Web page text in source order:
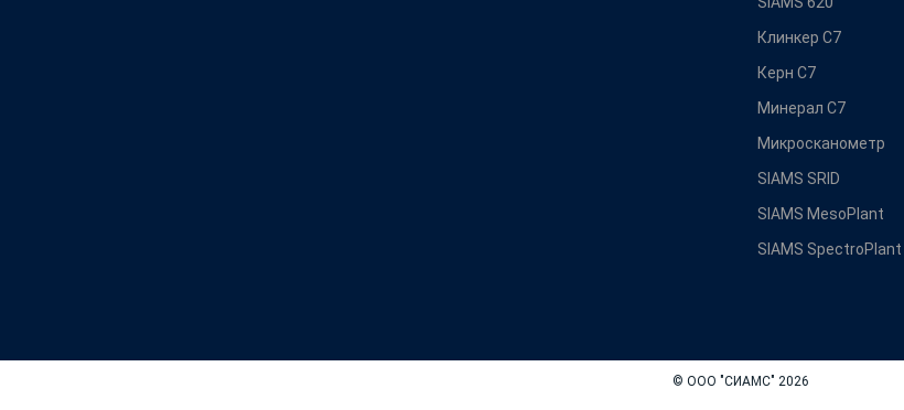
Клинкер С7
Керн С7
Минерал С7
Микросканометр
SIAMS SRID
SIAMS MesoPlant
SIAMS SpectroPlant
© ООО "СИАМС" 2026